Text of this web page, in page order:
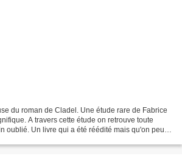
du roman de Cladel. Une étude rare de Fabrice
A travers cette étude on retrouve toute
oublié. Un livre qui a été réédité mais qu'on peut